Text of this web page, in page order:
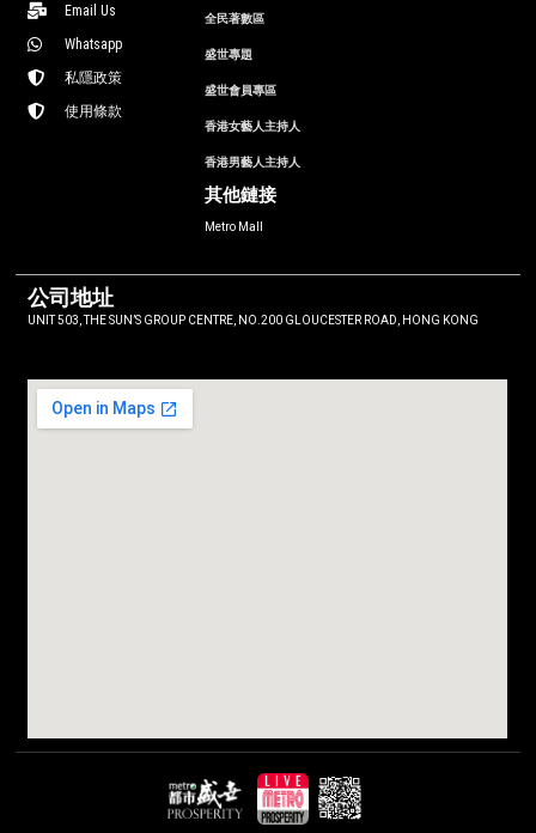
Email Us
Whatsapp
私隱政策
使用條款
全民著數區
盛世專題
盛世會員專區
香港女藝人主持人
香港男藝人主持人
其他鏈接
Metro Mall
公司地址
UNIT 503, THE SUN’S GROUP CENTRE, NO.200 GLOUCESTER ROAD, HONG KONG